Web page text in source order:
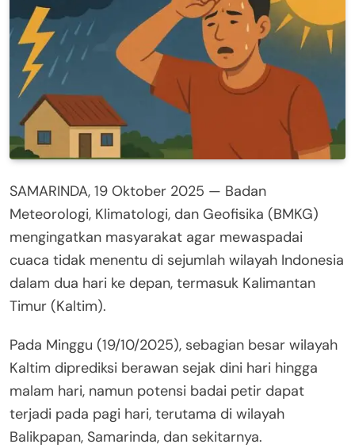
SAMARINDA, 19 Oktober 2025 — Badan
Meteorologi, Klimatologi, dan Geofisika (BMKG)
mengingatkan masyarakat agar mewaspadai
cuaca tidak menentu di sejumlah wilayah Indonesia
dalam dua hari ke depan, termasuk Kalimantan
Timur (Kaltim).
Pada Minggu (19/10/2025), sebagian besar wilayah
Kaltim diprediksi berawan sejak dini hari hingga
malam hari, namun potensi badai petir dapat
terjadi pada pagi hari, terutama di wilayah
Balikpapan, Samarinda, dan sekitarnya.